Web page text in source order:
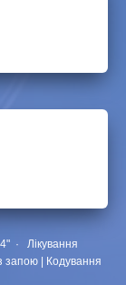
· Лікування
запою | Кодування